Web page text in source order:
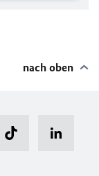
nach oben